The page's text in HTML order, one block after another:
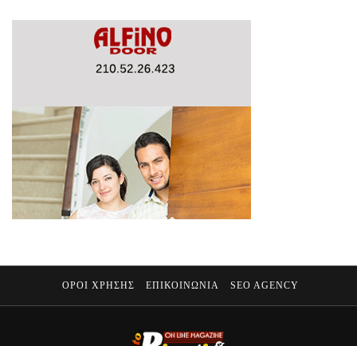
ΟΡΟΙ ΧΡΗΣΗΣ ΕΠΙΚΟΙΝΩΝΙΑ SEO AGENCY